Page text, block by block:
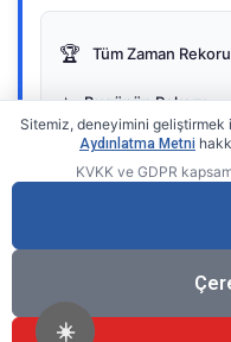
☀️
🏆 Tüm Zaman
⭐ Bugünün Rekoru:
Sitemiz, deneyimini geliştirmek
Aydınlatma Metni
KVKK ve GDPR